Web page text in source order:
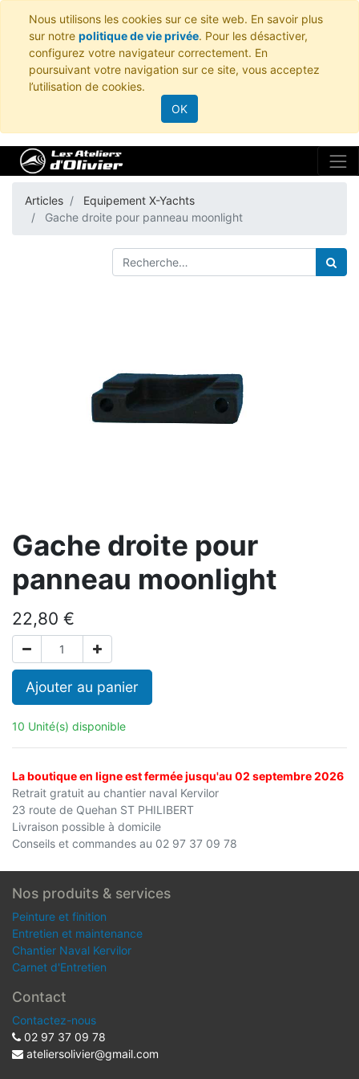
Nous utilisons les cookies sur ce site web. En savoir plus
sur notre politique de vie privée. Pour les désactiver,
configurez votre navigateur correctement. En
poursuivant votre navigation sur ce site, vous acceptez
l’utilisation de cookies.
OK
Articles
Equipement X-Yachts
Gache droite pour panneau moonlight
Gache droite pour
panneau moonlight
22,80 €
Ajouter au panier
10 Unité(s) disponible
La boutique en ligne est fermée jusqu'au 02 septembre 2026
Retrait gratuit au chantier naval Kervilor
23 route de Quehan ST PHILIBERT
Livraison possible à domicile
Conseils et commandes au 02 97 37 09 78
Nos produits & services
Peinture et finition
Entretien et maintenance
Chantier Naval Kervilor
Carnet d'Entretien
Contact
Contactez-nous
02 97 37 09 78
ateliersolivier@gmail.com